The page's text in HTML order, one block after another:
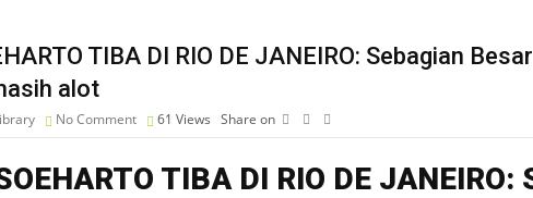
TIBA DI RIO DE JANEIRO: Sebagian Besar
alot
No Comment 61 Views Share on
TIBA DI RIO DE JANEIRO: